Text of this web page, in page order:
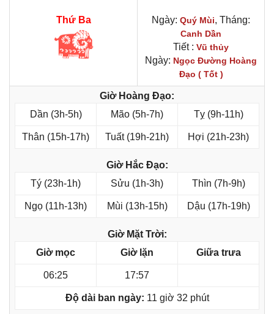
Thứ Ba Ngày: Quý Mùi, Tháng:
Canh Dần
Tiết : Vũ thủy
Ngày: Ngọc Đường Hoàng
Đạo ( Tốt )
Giờ Hoàng Đạo:
Dần (3h-5h)
Mão (5h-7h) Tỵ (9h-11h)
Thân (15h-17h) Tuất (19h-21h) Hợi (21h-23h)
Giờ Hắc Đạo:
Tý (23h-1h)
Sửu (1h-3h) Thìn (7h-9h)
Ngọ (11h-13h) Mùi (13h-15h) Dậu (17h-19h)
Giờ Mặt Trời:
Giờ mọc
Giờ lặn Giữa trưa
06:25 17:57
Độ dài ban ngày: 11 giờ 32 phút